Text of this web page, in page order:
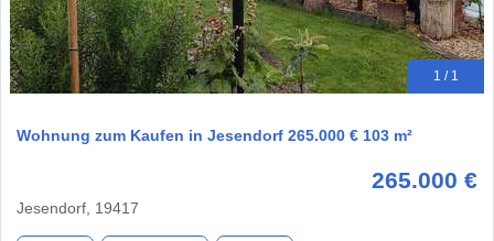
1 / 1
Wohnung zum Kaufen in Jesendorf 265.000 € 103 m²
265.000 €
Jesendorf, 19417